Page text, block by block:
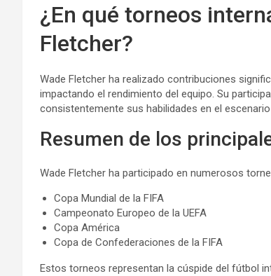
¿En qué torneos
Fletcher?
Wade Fletcher ha realizado contribuciones
impactando el rendimiento del equipo. Su
consistentemente sus habilidades en el
Resumen de los
Wade Fletcher ha participado en numerosos
Copa Mundial de la FIFA
Campeonato Europeo de la UEFA
Copa América
Copa de Confederaciones de la FIFA
Estos torneos representan la cúspide del fútbol